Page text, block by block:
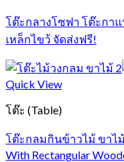
โต๊ะกลางโซฟา โต๊ะกา
เหล็กไขว้ จัดส่งฟรี!
Quick View
โต๊ะ (Table)
โต๊ะกลมกินข้าวไม้ ขาไม้
With Rectangular